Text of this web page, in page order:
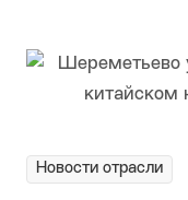
Новости отрасли